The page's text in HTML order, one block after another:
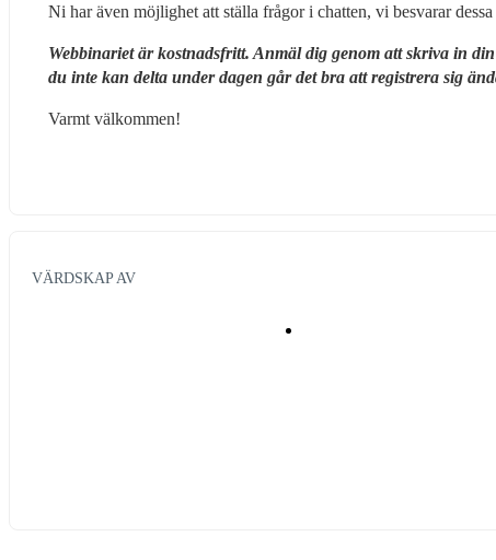
Ni har även möjlighet att ställa frågor i chatten, vi besvarar
Webbinariet är kostnadsfritt. Anmäl dig genom att skriva in
du inte kan delta under dagen går det bra att registrera sig
Varmt välkommen!
VÄRDSKAP AV